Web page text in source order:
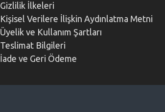
Gizlilik İlkeleri
Kişisel Verilere İlişkin Aydınlatma Metni
Üyelik ve Kullanım Şartları
Teslimat Bilgileri
İade ve Geri Ödeme